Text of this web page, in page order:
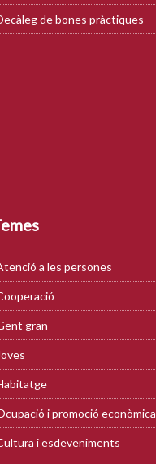
de bones pràctiques
a les persones
gran
i promoció econòmica
i esdeveniments